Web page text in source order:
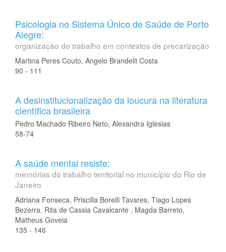
Psicologia no Sistema Único de Saúde de Porto
Alegre:
organização do trabalho em contextos de precarização
Martina Peres Couto, Angelo Brandelli Costa
90 - 111
A desinstitucionalização da loucura na literatura
científica brasileira
Pedro Machado Ribeiro Neto, Alexandra Iglesias
58-74
A saúde mental resiste:
memórias do trabalho territorial no município do Rio de
Janeiro
Adriana Fonseca, Priscilla Borelli Tavares, Tiago Lopes
Bezerra, Rita de Cassia Cavalcante , Magda Barreto,
Matheus Goveia
135 - 146